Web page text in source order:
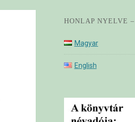
HONLAP NYELVE
Magyar
English